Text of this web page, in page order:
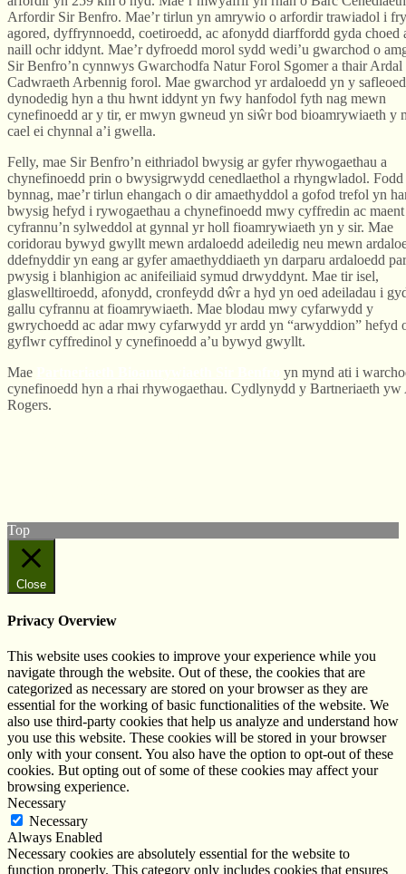
Arfordir Sir Benfro. Mae’r tirlun yn amrywio o arfordir trawiadol i
agored, dyffrynnoedd, coetiroedd, ac afonydd diarffordd gyda choed
naill ochr iddynt. Mae’r dyfroedd morol sydd wedi’u gwarchod o
Sir Benfro’n cynnwys Gwarchodfa Natur Forol Sgomer a thair Ardal
Cadwraeth Arbennig forol. Mae gwarchod yr ardaloedd yn y
dynodedig hyn a thu hwnt iddynt yn fwy hanfodol fyth nag mewn
cynefinoedd ar y tir, er mwyn gwneud yn siŵr bod bioamrywiaeth y
cael ei chynnal a’i gwella.
Felly, mae Sir Benfro’n eithriadol bwysig ar gyfer rhywogaethau a
chynefinoedd prin o bwysigrwydd cenedlaethol a rhyngwladol. Fodd
bynnag, mae’r tirlun ehangach o dir amaethyddol a gofod trefol yn
bwysig hefyd i rywogaethau a chynefinoedd mwy cyffredin ac
cyfrannu’n sylweddol at gynnal yr holl fioamrywiaeth yn y sir. Mae
coridorau bywyd gwyllt mewn ardaloedd adeiledig neu mewn
ddefnyddir yn eang ar gyfer amaethyddiaeth yn darparu ardaloedd
pwysig i blanhigion ac anifeiliaid symud drwyddynt. Mae tir isel,
glaswelltiroedd, afonydd, cronfeydd dŵr a hyd yn oed adeiladau i
gallu cyfrannu at fioamrywiaeth. Mae blodau mwy cyfarwydd y
gwrychoedd ac adar mwy cyfarwydd yr ardd yn “arwyddion” hefyd
gyflwr cyffredinol y cynefinoedd a’u bywyd gwyllt.
Mae
yn mynd ati i
cynefinoedd hyn a rhai rhywogaethau. Cydlynydd y Bartneriaeth yw
Rogers.
Top
Close
Privacy Overview
This website uses cookies to improve your experience while you
navigate through the website. Out of these, the cookies that are
categorized as necessary are stored on your browser as they are
essential for the working of basic functionalities of the website. We
also use third-party cookies that help us analyze and understand how
you use this website. These cookies will be stored in your browser
only with your consent. You also have the option to opt-out of these
cookies. But opting out of some of these cookies may affect your
browsing experience.
Necessary
Necessary
Always Enabled
Necessary cookies are absolutely essential for the website to
function properly. This category only includes cookies that ensures